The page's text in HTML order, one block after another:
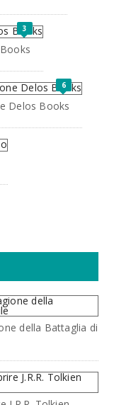
3
6
Delos Books
della Battaglia di